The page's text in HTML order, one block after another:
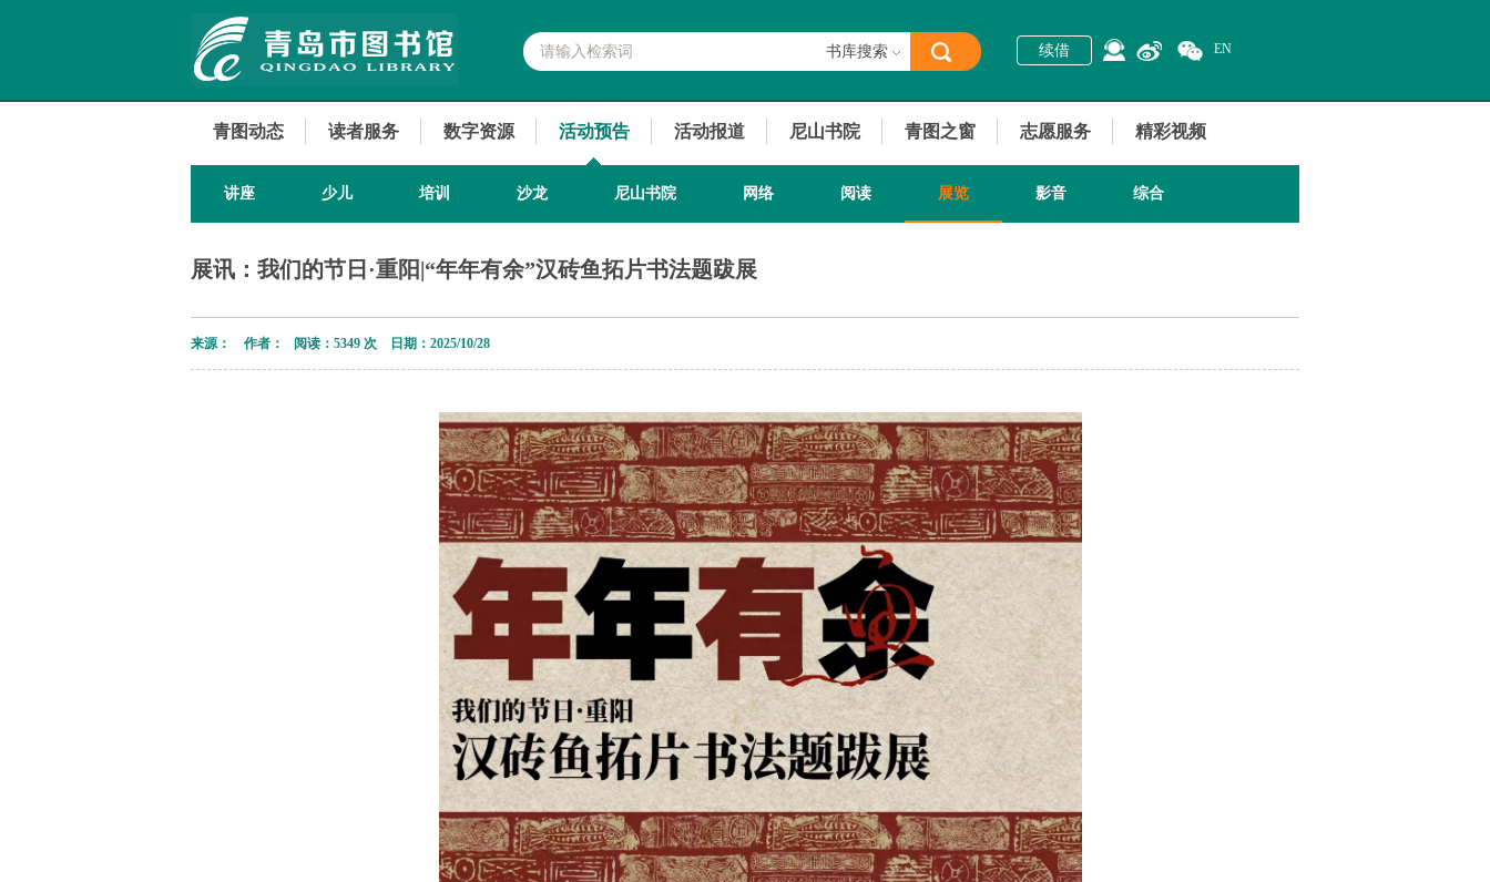
书库搜索 续借 EN
青图动态 读者服务 数字资源 活动预告 活动报道 尼山书院 青图之窗 志愿服务 精彩视频
讲座 少儿 培训 沙龙 尼山书院 网络 阅读 展览 影音 综合
展讯：我们的节日·重阳|“年年有余”汉砖鱼拓片书法题跋展
来源： 作者： 阅读： 5349 次 日期：2025/10/28